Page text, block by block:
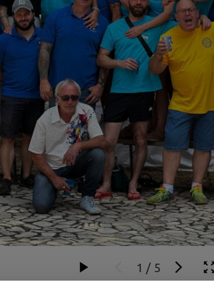
1 / 5